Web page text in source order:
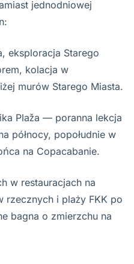
jednodniowej
eksploracja Starego
kolacja w
murów Starego Miasta.
Plaža — poranna lekcja
północy, popołudnie w
na Copacabanie.
w restauracjach na
rzecznych i plaży FKK po
bagna o zmierzchu na